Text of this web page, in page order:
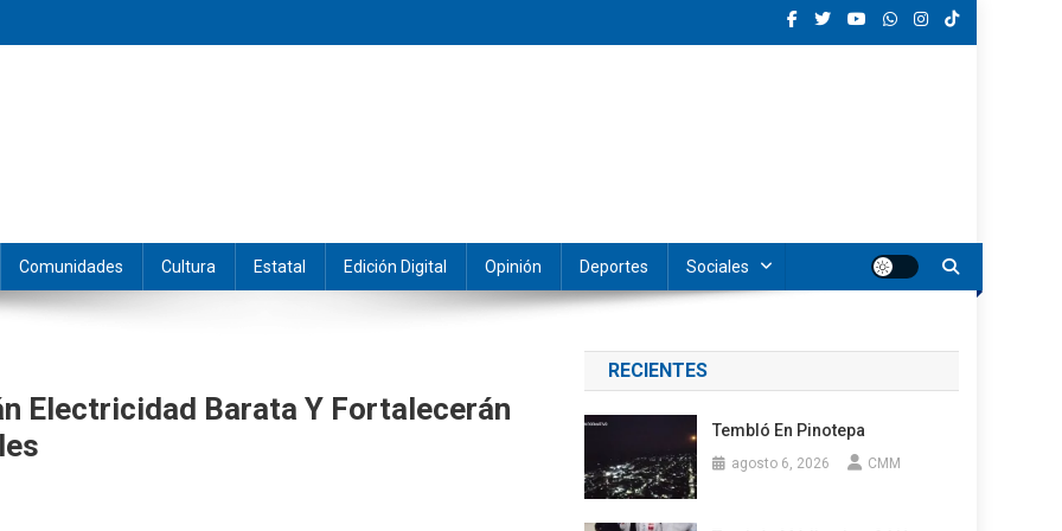
Comunidades Cultura Estatal Edición Digital Opinión Deportes Sociales
Electricidad Barata Y Fortalecerán
RECIENTES
Tembló En Pinotepa
agosto 6, 2026 CMM